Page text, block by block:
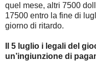
quel mese, altri 7500
17500 entro la fine di
giorno di ritardo.
Il 5 luglio i legali del
un’ingiunzione di